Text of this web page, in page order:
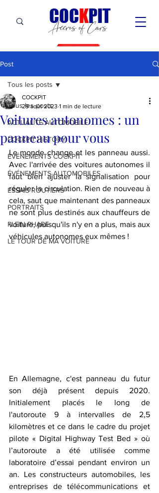
Accros of Cars
COCKPIT
Post
Tous les posts
ACTUALITÉ AUTOMOBILE
COCKPIT HiSTORY
ÉVÉNEMENTS COCKPIT
ÉVÉNEMENTS AUTOMOBILES
ESSAIS ROUTIERS
PORTRAITS
PLEIN PHARE
LE TOUR DE MA VOITURE
Tous les posts
Voitures autonomes : un
panneau pour vous
COCKPIT
29 août 2023 1 min de lecture
Le monde change et les panneau aussi.
Avec l'arrivée des voitures autonomes il
faut bien ajuster la signalisation pour
réguler la circulation. Rien de nouveau à
cela, saut que maintenant des panneaux
ne sont plus destinés aux chauffeurs de
voiture, puisqu'ils n'y en a plus, mais aux
véhicules autonomes eux mêmes !
En Allemagne, c'est panneau du futur
son déjà présent depuis 2020.
Initialement placés le long de
l'autoroute 9 à intervalles de 2,5
kilomètres et ce dans le cadre du projet
pilote « Digital Highway Test Bed » où
l’autoroute a été utilisée comme
laboratoire d’essai pendant environ un
an. Les constructeurs automobiles, les
entreprises de télécommunications et